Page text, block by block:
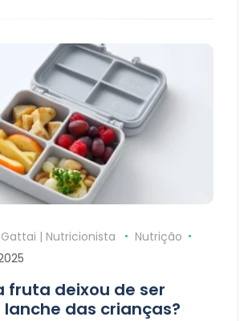
Gattai | Nutricionista
Nutrição
fruta deixou de ser
das crianças?